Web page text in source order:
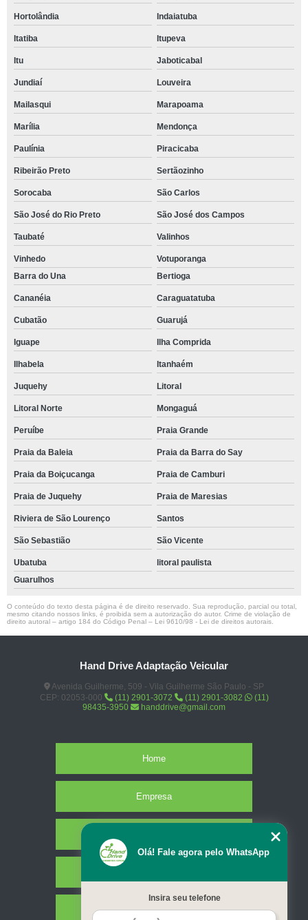
Hortolândia Indaiatuba
Itatiba Itupeva
Itu Jaboticabal
Jundiaí Louveira
Mailasqui Marapoama
Marília Mendonça
Paulínia Piracicaba
Ribeirão Preto Sertãozinho
Sorocaba São Carlos
São José do Rio Preto São José dos Campos
Taubaté Valinhos
Vinhedo
Votuporanga
Barra do Una
Bertioga
Cananéia Caraguatatuba
Cubatão Guarujá
Iguape Ilha Comprida
Ilhabela Itanhaém
Juquehy Litoral
Litoral Norte Mongaguá
Peruíbe Praia Grande
Praia da Baleia Praia da Barra do Say
Praia da Boiçucanga Praia de Camburi
Praia de Juquehy Praia de Maresias
Riviera de São Lourenço Santos
São Sebastião São Vicente
Ubatuba
litoral paulista
Guarulhos
O conteúdo do texto desta página é de direito reservado. Sua reprodução, parcial ou total,
mesmo citando nossos links, é proibida sem a autorização do autor. Crime de violação de
direito autoral – artigo 184 do Código Penal – Lei 9610/98 - Lei de direitos autorais
Hand Drive Adaptação Veicular
Avenida Guilherme, 509 - Vila Guilherme São Paulo - SP
CEP: 02053-000
(11) 2901-3072 (11) 2901-3082
(11)
98435-3950
handdrive@gmail.com
Home
Empresa
Contato
Olá! Fale agora pelo WhatsApp
Insira seu telefone